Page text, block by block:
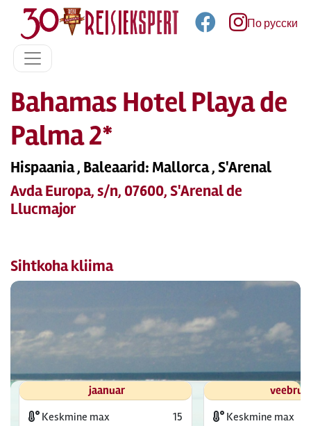
По русски
Bahamas Hotel Playa de
Palma 2*
Hispaania , Baleaarid: Mallorca , S'Arenal
Avda Europa, s/n, 07600, S'Arenal de
Llucmajor
Sihtkoha kliima
jaanuar
Keskmine max
15
Keskmine max